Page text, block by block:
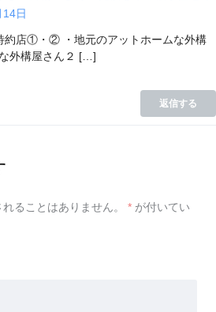
日
約店①・② ・地元のアットホームな外構
外構屋さん２ […]
返信する
ることはありません。 * が付いてい